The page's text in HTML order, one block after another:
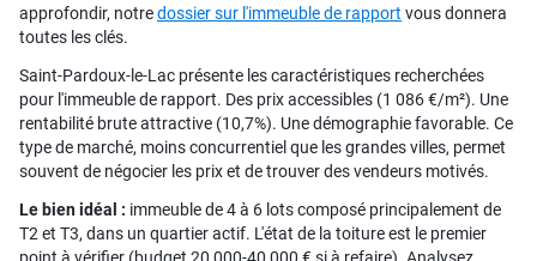
approfondir, notredossier sur l'immeuble de rapport vous donnera
toutes les clés.
Saint-Pardoux-le-Lac présente les caractéristiques recherchées
pour l'immeuble de rapport. Des prix accessibles (1 086 €/m²). Une
rentabilité brute attractive (10,7%). Une démographie favorable. Ce
type de marché, moins concurrentiel que les grandes villes, permet
souvent de négocier les prix et de trouver des vendeurs motivés.
Le bien idéal : immeuble de 4 à 6 lots composé principalement de
T2 et T3, dans un quartier actif. L'état de la toiture est le premier